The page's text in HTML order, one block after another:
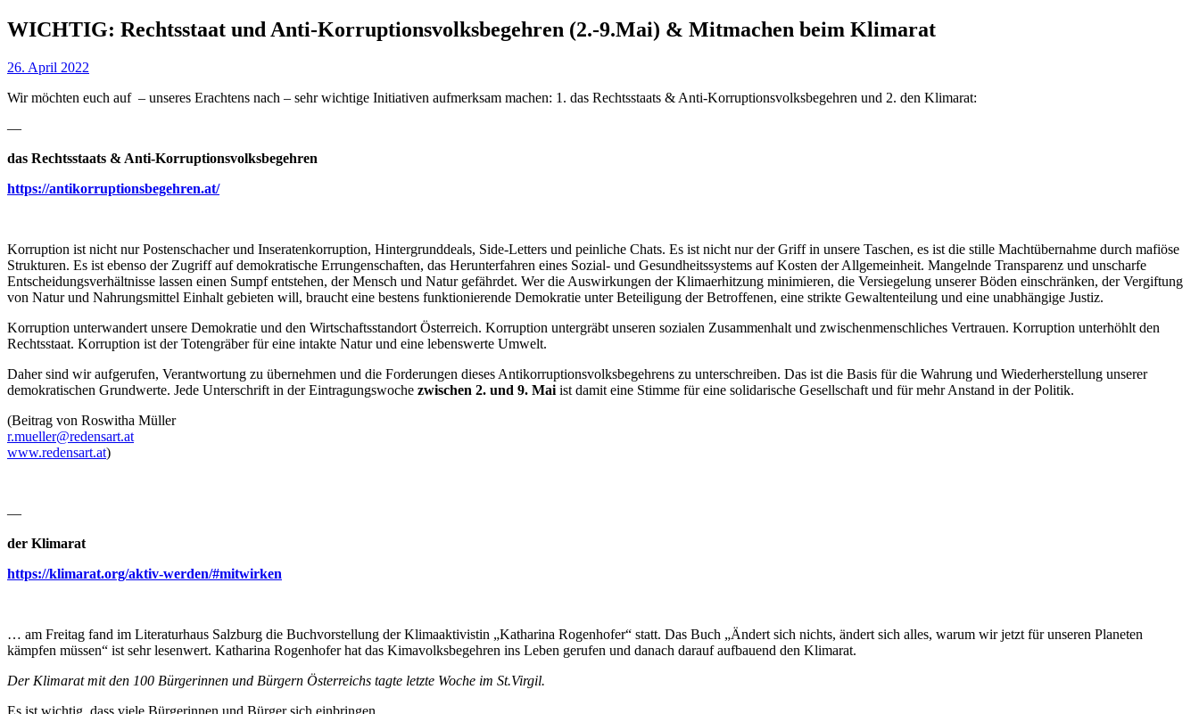
WICHTIG: Rechtsstaat und Anti-Korruptionsvolksbegehren (2.-9.Mai) & Mitmachen beim Klimarat
26. April 2022
Wir möchten euch auf – unseres Erachtens nach – sehr wichtige Initiativen aufmerksam machen: 1. das Rechtsstaats & Anti-Korruptionsvolksbegehren und 2. den Klimarat:
—
das Rechtsstaats & Anti-Korruptionsvolksbegehren
https://antikorruptionsbegehren.at/
Korruption ist nicht nur Postenschacher und Inseratenkorruption, Hintergrunddeals, Side-Letters und peinliche Chats. Es ist nicht nur der Griff in unsere Taschen, es ist die stille Machtübernahme durch mafiöse
Strukturen. Es ist ebenso der Zugriff auf demokratische Errungenschaften, das Herunterfahren eines Sozial- und Gesundheitssystems auf Kosten der Allgemeinheit. Mangelnde Transparenz und unscharfe
Entscheidungsverhältnisse lassen einen Sumpf entstehen, der Mensch und Natur gefährdet. Wer die Auswirkungen der Klimaerhitzung minimieren, die Versiegelung unserer Böden einschränken, der Vergiftung
von Natur und Nahrungsmittel Einhalt gebieten will, braucht eine bestens funktionierende Demokratie unter Beteiligung der Betroffenen, eine strikte Gewaltenteilung und eine unabhängige Justiz.
Korruption unterwandert unsere Demokratie und den Wirtschaftsstandort Österreich. Korruption untergräbt unseren sozialen Zusammenhalt und zwischenmenschliches Vertrauen. Korruption unterhöhlt den
Rechtsstaat. Korruption ist der Totengräber für eine intakte Natur und eine lebenswerte Umwelt.
Daher sind wir aufgerufen, Verantwortung zu übernehmen und die Forderungen dieses Antikorruptionsvolksbegehrens zu unterschreiben. Das ist die Basis für die Wahrung und Wiederherstellung unserer
demokratischen Grundwerte. Jede Unterschrift in der Eintragungswoche zwischen 2. und 9. Mai ist damit eine Stimme für eine solidarische Gesellschaft und für mehr Anstand in der Politik.
(Beitrag von Roswitha Müller
r.mueller@redensart.at
www.redensart.at)
—
der Klimarat
https://klimarat.org/aktiv-werden/#mitwirken
… am Freitag fand im Literaturhaus Salzburg die Buchvorstellung der Klimaaktivistin „Katharina Rogenhofer“ statt. Das Buch „Ändert sich nichts, ändert sich alles, warum wir jetzt für unseren Planeten
kämpfen müssen“ ist sehr lesenwert. Katharina Rogenhofer hat das Kimavolksbegehren ins Leben gerufen und danach darauf aufbauend den Klimarat.
Der Klimarat mit den 100 Bürgerinnen und Bürgern Österreichs tagte letzte Woche im St.Virgil.
Es ist wichtig, dass viele Bürgerinnen und Bürger sich einbringen.